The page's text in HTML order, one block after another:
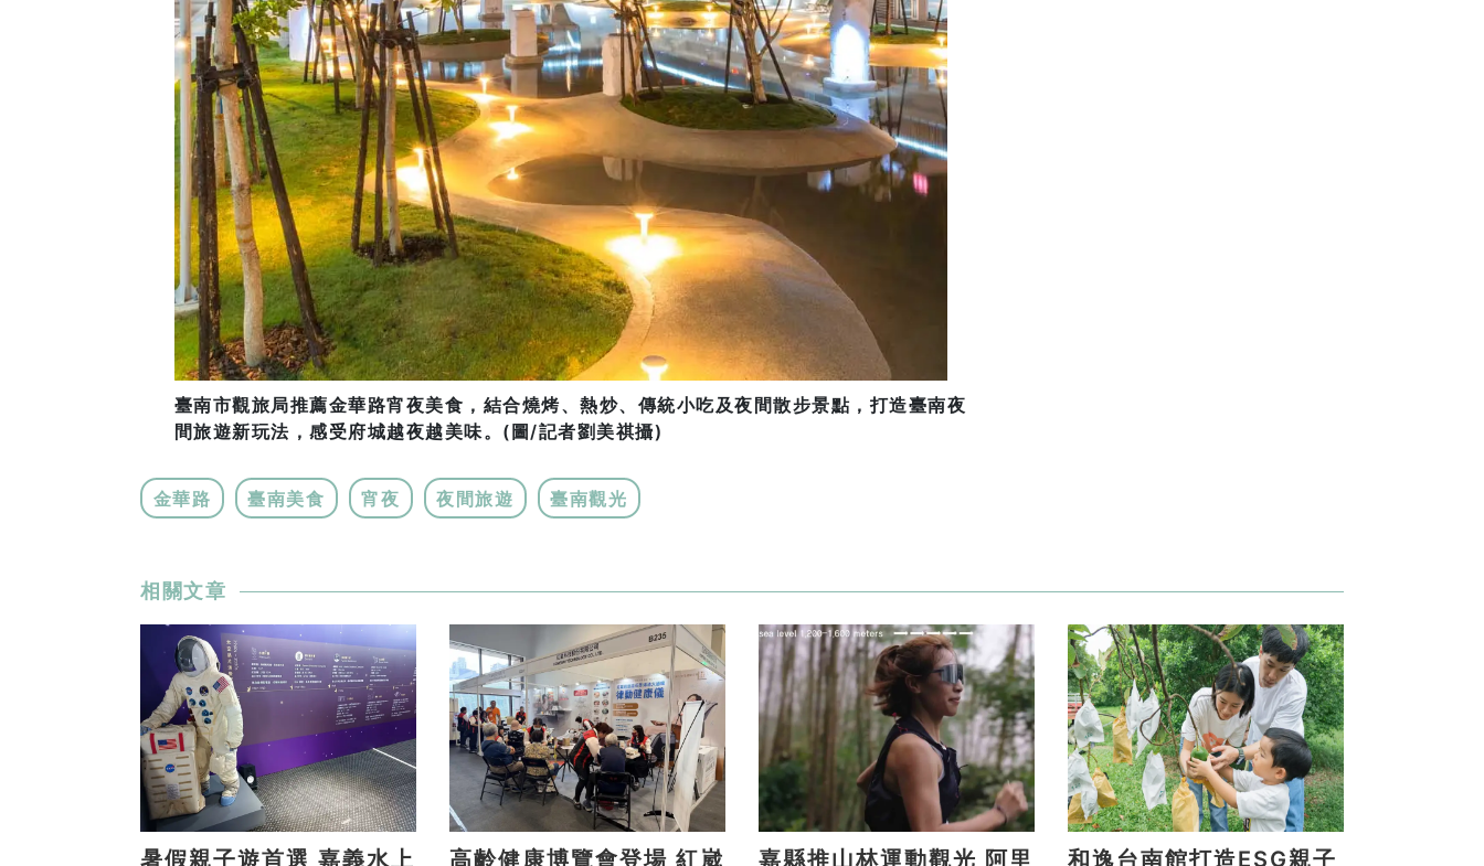
臺南市觀旅局推薦金華路宵夜美食，結合燒烤、熱炒、傳統小吃及夜間散步景點，打造臺南夜
間旅遊新玩法，感受府城越夜越美味。(圖/記者劉美祺攝)
金華路 臺南美食 宵夜 夜間旅遊 臺南觀光
相關文章
暑假親子遊首選 嘉義水上 高齡健康博覽會登場 紅崴 嘉縣推山林運動觀光 阿里 和逸台南館打造ESG親子